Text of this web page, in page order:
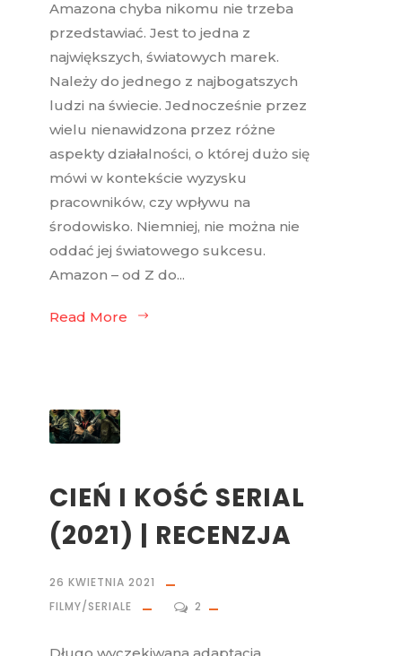
Amazona chyba nikomu nie trzeba
przedstawiać. Jest to jedna z
największych, światowych marek.
Należy do jednego z najbogatszych
ludzi na świecie. Jednocześnie przez
wielu nienawidzona przez różne
aspekty działalności, o której dużo się
mówi w kontekście wyzysku
pracowników, czy wpływu na
środowisko. Niemniej, nie można nie
oddać jej światowego sukcesu.
Amazon – od Z do...
Read More
CIEŃ I KOŚĆ SERIAL
(2021) | RECENZJA
26 KWIETNIA 2021
FILMY/SERIALE
2